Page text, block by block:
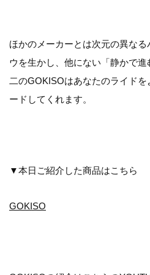
ほかのメーカーとは次元の異な
ウを生かし、他にない「静かで
二のGOKISOはあなたのライド
ードしてくれます。
▼本日ご紹介した商品はこちら
GOKISO